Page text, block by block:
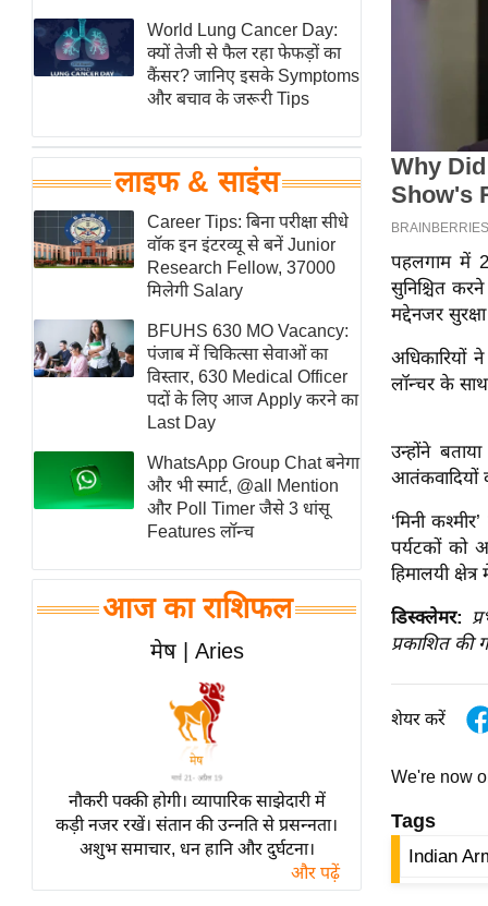
News
लाइफस्टाइल
टेक्नॉलॉजी
ब्यूटी/फैशन
घरेलू नुस्खे
पर्यटन स्थल
फिटनेस मंत्रा
रिलेशनशिप
विश्लेषण
समसामयिक
मातृभूमि
स्तंभ
एम.
आर.
चाय पर
समीक्षा
व्रत
त्योहार
राशिफल
विशेष
World Lung Cancer Day:
क्यों तेजी से फैल रहा फेफड़ों का
कैंसर? जानिए इसके Symptoms
और बचाव के जरूरी Tips
लाइफ & साइंस
Career Tips: बिना परीक्षा सीधे
वॉक इन इंटरव्यू से बनें Junior
Research Fellow, 37000
मिलेगी Salary
BFUHS 630 MO Vacancy:
पंजाब में चिकित्सा सेवाओं का
विस्तार, 630 Medical Officer
पदों के लिए आज Apply करने का
Last Day
WhatsApp Group Chat बनेगा
और भी स्मार्ट, @all Mention
और Poll Timer जैसे 3 धांसू
Features लॉन्च
आज का राशिफल
मेष | Aries
नौकरी पक्की होगी। व्यापारिक साझेदारी में
कड़ी नजर रखें। संतान की उन्नति से प्रसन्नता।
अशुभ समाचार, धन हानि और दुर्घटना।
और पढ़ें
पहलगाम में
सुनिश्चित
मद्देनजर
अधिकारियों
लॉन्चर के साथ
उन्होंने
आतंकवादियों
‘मिनी
पर्यटकों को
हिमालयी
डिस्क्लेमर:
प्रकाशित की
शेयर करें
We're now
Tags
Indian